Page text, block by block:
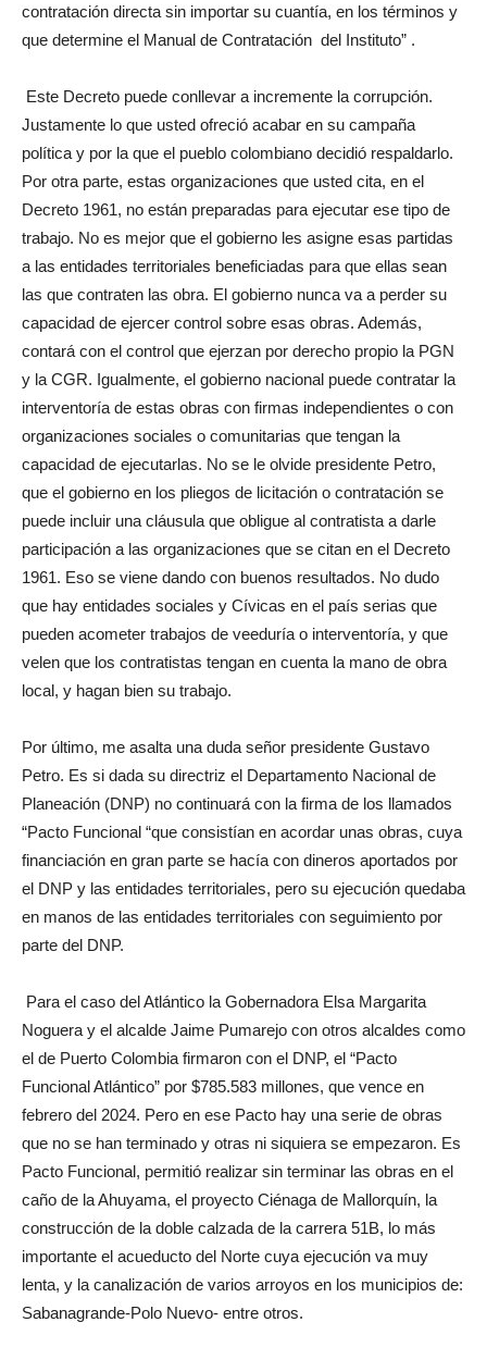
contratación directa sin importar su cuantía, en los términos y
que determine el Manual de Contratación del Instituto” .
Este Decreto puede conllevar a incremente la corrupción.
Justamente lo que usted ofreció acabar en su campaña
política y por la que el pueblo colombiano decidió respaldarlo.
Por otra parte, estas organizaciones que usted cita, en el
Decreto 1961, no están preparadas para ejecutar ese tipo de
trabajo. No es mejor que el gobierno les asigne esas partidas
a las entidades territoriales beneficiadas para que ellas sean
las que contraten las obra. El gobierno nunca va a perder su
capacidad de ejercer control sobre esas obras. Además,
contará con el control que ejerzan por derecho propio la PGN
y la CGR. Igualmente, el gobierno nacional puede contratar la
interventoría de estas obras con firmas independientes o con
organizaciones sociales o comunitarias que tengan la
capacidad de ejecutarlas. No se le olvide presidente Petro,
que el gobierno en los pliegos de licitación o contratación se
puede incluir una cláusula que obligue al contratista a darle
participación a las organizaciones que se citan en el Decreto
1961. Eso se viene dando con buenos resultados. No dudo
que hay entidades sociales y Cívicas en el país serias que
pueden acometer trabajos de veeduría o interventoría, y que
velen que los contratistas tengan en cuenta la mano de obra
local, y hagan bien su trabajo.
Por último, me asalta una duda señor presidente Gustavo
Petro. Es si dada su directriz el Departamento Nacional de
Planeación (DNP) no continuará con la firma de los llamados
“Pacto Funcional “que consistían en acordar unas obras, cuya
financiación en gran parte se hacía con dineros aportados por
el DNP y las entidades territoriales, pero su ejecución quedaba
en manos de las entidades territoriales con seguimiento por
parte del DNP.
Para el caso del Atlántico la Gobernadora Elsa Margarita
Noguera y el alcalde Jaime Pumarejo con otros alcaldes como
el de Puerto Colombia firmaron con el DNP, el “Pacto
Funcional Atlántico” por $785.583 millones, que vence en
febrero del 2024. Pero en ese Pacto hay una serie de obras
que no se han terminado y otras ni siquiera se empezaron. Es
Pacto Funcional, permitió realizar sin terminar las obras en el
caño de la Ahuyama, el proyecto Ciénaga de Mallorquín, la
construcción de la doble calzada de la carrera 51B, lo más
importante el acueducto del Norte cuya ejecución va muy
lenta, y la canalización de varios arroyos en los municipios de:
Sabanagrande-Polo Nuevo- entre otros.